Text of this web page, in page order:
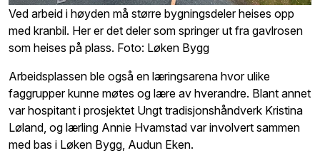
Ved arbeid i høyden må større bygningsdeler heises opp
med kranbil. Her er det deler som springer ut fra gavlrosen
som heises på plass. Foto: Løken Bygg
Arbeidsplassen ble også en læringsarena hvor ulike
faggrupper kunne møtes og lære av hverandre. Blant annet
var hospitant i prosjektet Ungt tradisjonshåndverk Kristina
Løland, og lærling Annie Hvamstad var involvert sammen
med bas i Løken Bygg, Audun Eken.